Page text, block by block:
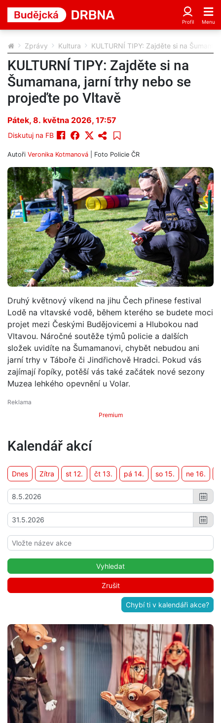
Zprávy Kultura KULTURNÍ TIPY: Zajděte si na
KULTURNÍ TIPY: Zajděte si na
Šumamana, jarní trhy nebo se
projeďte po Vltavě
Pátek, 8. května 2026, 17:57
Diskutuj na FB
Autoři Veronika Kotmanová | Foto Policie ČR
Druhý květnový víkend na jihu Čech přinese festival
Lodě na vltavské vodě, během kterého se budete moci
projet mezi Českými Budějovicemi a Hlubokou nad
Vltavou. Náročné soutěže týmů policie a dalších
složek uvidíte na Šumamanovi, chybět nebudou ani
jarní trhy v Táboře či Jindřichově Hradci. Pokud vás
zajímají řopíky, potěší vás také začátek nové sezony
Muzea lehkého opevnění u Volar.
Premium